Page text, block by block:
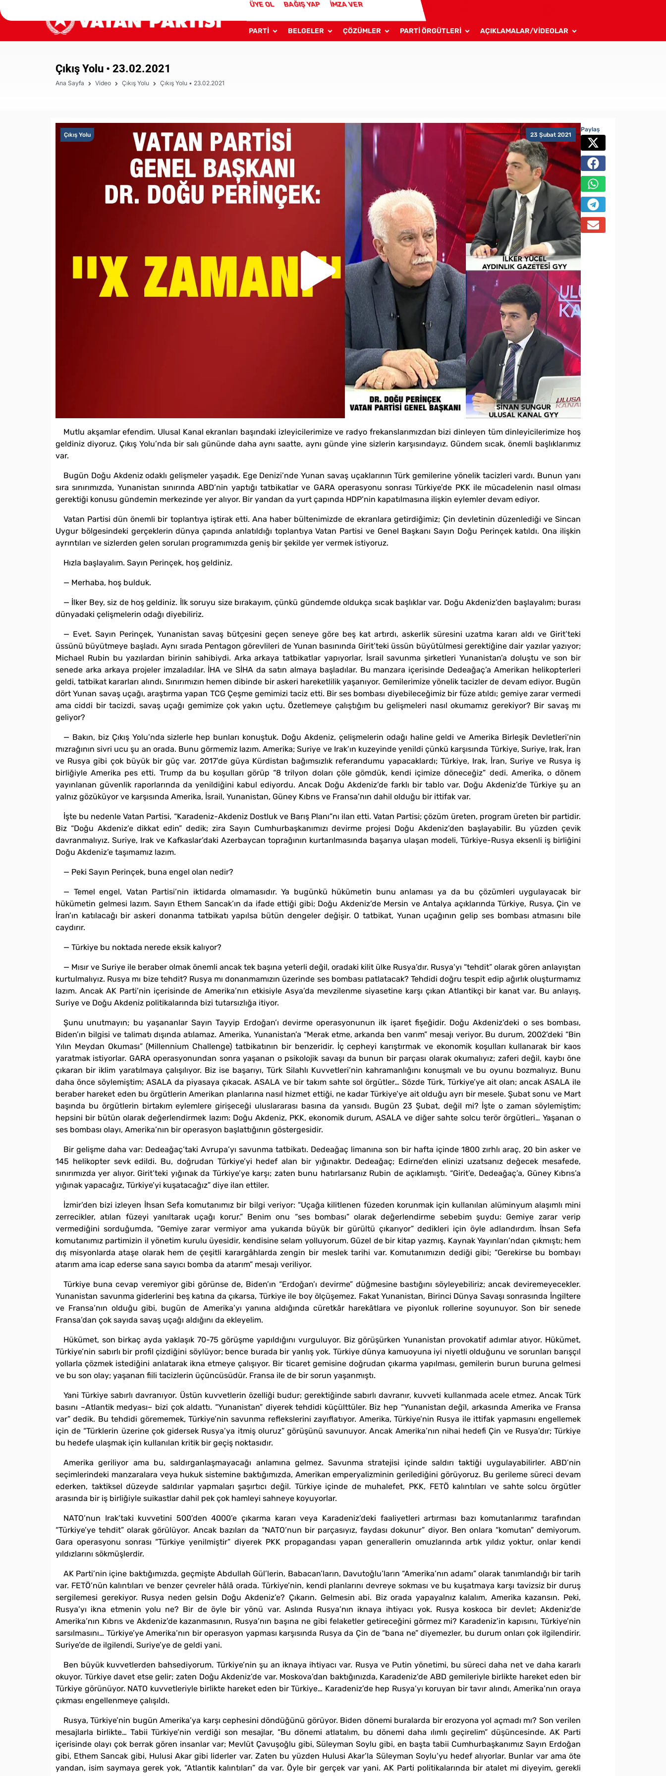
ÜYE OL BAĞIŞ YAP İMZA VER
PARTİ BELGELER ÇÖZÜMLER PARTİ ÖRGÜTLERİ AÇIKLAMALAR/VİDEOLAR
Çıkış Yolu • 23.02.2021
Ana Sayfa Video Çıkış Yolu Çıkış Yolu • 23.02.2021
23 Şubat 2021
Çıkış Yolu
Mutlu akşamlar efendim. Ulusal Kanal ekranları başındaki izleyicilerimize ve radyo frekanslarımızdan bizi dinleyen tüm dinleyicilerimize hoş
geldiniz diyoruz. Çıkış Yolu’nda bir salı gününde daha aynı saatte, aynı günde yine sizlerin karşısındayız. Gündem sıcak, önemli başlıklarımız
var.
Bugün Doğu Akdeniz odaklı gelişmeler yaşadık. Ege Denizi’nde Yunan savaş uçaklarının Türk gemilerine yönelik tacizleri vardı. Bunun yanı
sıra sınırımızda, Yunanistan sınırında ABD’nin yaptığı tatbikatlar ve GARA operasyonu sonrası Türkiye’de PKK ile mücadelenin nasıl olması
gerektiği konusu gündemin merkezinde yer alıyor. Bir yandan da yurt çapında HDP’nin kapatılmasına ilişkin eylemler devam ediyor.
Vatan Partisi dün önemli bir toplantıya iştirak etti. Ana haber bültenimizde de ekranlara getirdiğimiz; Çin devletinin düzenlediği ve Sincan
Uygur bölgesindeki gerçeklerin dünya çapında anlatıldığı toplantıya Vatan Partisi ve Genel Başkanı Sayın Doğu Perinçek katıldı. Ona ilişkin
ayrıntıları ve sizlerden gelen soruları programımızda geniş bir şekilde yer vermek istiyoruz.
Hızla başlayalım. Sayın Perinçek, hoş geldiniz.
— Merhaba, hoş bulduk.
— İlker Bey, siz de hoş geldiniz. İlk soruyu size bırakayım, çünkü gündemde oldukça sıcak başlıklar var. Doğu Akdeniz’den başlayalım; burası
dünyadaki çelişmelerin odağı diyebiliriz.
— Evet. Sayın Perinçek, Yunanistan savaş bütçesini geçen seneye göre beş kat artırdı, askerlik süresini uzatma kararı aldı ve Girit’teki
üssünü büyütmeye başladı. Aynı sırada Pentagon görevlileri de Yunan basınında Girit’teki üssün büyütülmesi gerektiğine dair yazılar yazıyor;
Michael Rubin bu yazılardan birinin sahibiydi. Arka arkaya tatbikatlar yapıyorlar, İsrail savunma şirketleri Yunanistan’a doluştu ve son bir
senede arka arkaya projeler imzaladılar. İHA ve SİHA da satın almaya başladılar. Bu manzara içerisinde Dedeağaç’a Amerikan helikopterleri
geldi, tatbikat kararları alındı. Sınırımızın hemen dibinde bir askeri hareketlilik yaşanıyor. Gemilerimize yönelik tacizler de devam ediyor. Bugün
dört Yunan savaş uçağı, araştırma yapan TCG Çeşme gemimizi taciz etti. Bir ses bombası diyebileceğimiz bir füze atıldı; gemiye zarar vermedi
ama ciddi bir tacizdi, savaş uçağı gemimize çok yakın uçtu. Özetlemeye çalıştığım bu gelişmeleri nasıl okumamız gerekiyor? Bir savaş mı
geliyor?
— Bakın, biz Çıkış Yolu’nda sizlerle hep bunları konuştuk. Doğu Akdeniz, çelişmelerin odağı haline geldi ve Amerika Birleşik Devletleri’nin
mızrağının sivri ucu şu an orada. Bunu görmemiz lazım. Amerika; Suriye ve Irak’ın kuzeyinde yenildi çünkü karşısında Türkiye, Suriye, Irak, İran
ve Rusya gibi çok büyük bir güç var. 2017’de güya Kürdistan bağımsızlık referandumu yapacaklardı; Türkiye, Irak, İran, Suriye ve Rusya iş
birliğiyle Amerika pes etti. Trump da bu koşulları görüp “8 trilyon doları çöle gömdük, kendi içimize döneceğiz” dedi. Amerika, o dönem
yayınlanan güvenlik raporlarında da yenildiğini kabul ediyordu. Ancak Doğu Akdeniz’de farklı bir tablo var. Doğu Akdeniz’de Türkiye şu an
yalnız gözüküyor ve karşısında Amerika, İsrail, Yunanistan, Güney Kıbrıs ve Fransa’nın dahil olduğu bir ittifak var.
İşte bu nedenle Vatan Partisi, “Karadeniz-Akdeniz Dostluk ve Barış Planı”nı ilan etti. Vatan Partisi; çözüm üreten, program üreten bir partidir.
Biz “Doğu Akdeniz’e dikkat edin” dedik; zira Sayın Cumhurbaşkanımızı devirme projesi Doğu Akdeniz’den başlayabilir. Bu yüzden çevik
davranmalıyız. Suriye, Irak ve Kafkaslar’daki Azerbaycan toprağının kurtarılmasında başarıya ulaşan modeli, Türkiye-Rusya eksenli iş birliğini
Doğu Akdeniz’e taşımamız lazım.
— Peki Sayın Perinçek, buna engel olan nedir?
— Temel engel, Vatan Partisi’nin iktidarda olmamasıdır. Ya bugünkü hükümetin bunu anlaması ya da bu çözümleri uygulayacak bir
hükümetin gelmesi lazım. Sayın Ethem Sancak’ın da ifade ettiği gibi; Doğu Akdeniz’de Mersin ve Antalya açıklarında Türkiye, Rusya, Çin ve
İran’ın katılacağı bir askeri donanma tatbikatı yapılsa bütün dengeler değişir. O tatbikat, Yunan uçağının gelip ses bombası atmasını bile
caydırır.
— Türkiye bu noktada nerede eksik kalıyor?
— Mısır ve Suriye ile beraber olmak önemli ancak tek başına yeterli değil, oradaki kilit ülke Rusya’dır. Rusya’yı “tehdit” olarak gören anlayıştan
kurtulmalıyız. Rusya mı bize tehdit? Rusya mı donanmamızın üzerinde ses bombası patlatacak? Tehdidi doğru tespit edip ağırlık oluşturmamız
lazım. Ancak AK Parti’nin içerisinde de Amerika’nın etkisiyle Asya’da mevzilenme siyasetine karşı çıkan Atlantikçi bir kanat var. Bu anlayış,
Suriye ve Doğu Akdeniz politikalarında bizi tutarsızlığa itiyor.
Şunu unutmayın; bu yaşananlar Sayın Tayyip Erdoğan’ı devirme operasyonunun ilk işaret fişeğidir. Doğu Akdeniz’deki o ses bombası,
Biden’ın bilgisi ve talimatı dışında atılamaz. Amerika, Yunanistan’a “Merak etme, arkanda ben varım” mesajı veriyor. Bu durum, 2002’deki “Bin
Yılın Meydan Okuması” (Millennium Challenge) tatbikatının bir benzeridir. İç cepheyi karıştırmak ve ekonomik koşulları kullanarak bir kaos
yaratmak istiyorlar. GARA operasyonundan sonra yaşanan o psikolojik savaşı da bunun bir parçası olarak okumalıyız; zaferi değil, kaybı öne
çıkaran bir iklim yaratılmaya çalışılıyor. Biz ise başarıyı, Türk Silahlı Kuvvetleri’nin kahramanlığını konuşmalı ve bu oyunu bozmalıyız. Bunu
daha önce söylemiştim; ASALA da piyasaya çıkacak. ASALA ve bir takım sahte sol örgütler… Sözde Türk, Türkiye’ye ait olan; ancak ASALA ile
beraber hareket eden bu örgütlerin Amerikan planlarına nasıl hizmet ettiği, ne kadar Türkiye’ye ait olduğu ayrı bir mesele. Şubat sonu ve Mart
başında bu örgütlerin birtakım eylemlere girişeceği uluslararası basına da yansıdı. Bugün 23 Şubat, değil mi? İşte o zaman söylemiştim;
hepsini bir bütün olarak değerlendirmek lazım: Doğu Akdeniz, PKK, ekonomik durum, ASALA ve diğer sahte solcu terör örgütleri… Yaşanan o
ses bombası olayı, Amerika’nın bir operasyon başlattığının göstergesidir.
Bir gelişme daha var: Dedeağaç’taki Avrupa’yı savunma tatbikatı. Dedeağaç limanına son bir hafta içinde 1800 zırhlı araç, 20 bin asker ve
145 helikopter sevk edildi. Bu, doğrudan Türkiye’yi hedef alan bir yığınaktır. Dedeağaç; Edirne’den elinizi uzatsanız değecek mesafede,
sınırımızda yer alıyor. Girit’teki yığınak da Türkiye’ye karşı; zaten bunu hatırlarsanız Rubin de açıklamıştı. “Girit’e, Dedeağaç’a, Güney Kıbrıs’a
yığınak yapacağız, Türkiye’yi kuşatacağız” diye ilan ettiler.
İzmir’den bizi izleyen İhsan Sefa komutanımız bir bilgi veriyor: “Uçağa kilitlenen füzeden korunmak için kullanılan alüminyum alaşımlı mini
zerrecikler, atılan füzeyi yanıltarak uçağı korur.” Benim onu “ses bombası” olarak değerlendirme sebebim şuydu: Gemiye zarar verip
vermediğini sorduğumda, “Gemiye zarar vermiyor ama yukarıda büyük bir gürültü çıkarıyor” dedikleri için öyle adlandırdım. İhsan Sefa
komutanımız partimizin il yönetim kurulu üyesidir, kendisine selam yolluyorum. Güzel de bir kitap yazmış, Kaynak Yayınları’ndan çıkmıştı; hem
dış misyonlarda ataşe olarak hem de çeşitli karargâhlarda zengin bir meslek tarihi var. Komutanımızın dediği gibi; “Gerekirse bu bombayı
atarım ama icap ederse sana sayıcı bomba da atarım” mesajı veriliyor.
Türkiye buna cevap veremiyor gibi görünse de, Biden’ın “Erdoğan’ı devirme” düğmesine bastığını söyleyebiliriz; ancak deviremeyecekler.
Yunanistan savunma giderlerini beş katına da çıkarsa, Türkiye ile boy ölçüşemez. Fakat Yunanistan, Birinci Dünya Savaşı sonrasında İngiltere
ve Fransa’nın olduğu gibi, bugün de Amerika’yı yanına aldığında cüretkâr harekâtlara ve piyonluk rollerine soyunuyor. Son bir senede
Fransa’dan çok sayıda savaş uçağı aldığını da ekleyelim.
Hükümet, son birkaç ayda yaklaşık 70-75 görüşme yapıldığını vurguluyor. Biz görüşürken Yunanistan provokatif adımlar atıyor. Hükümet,
Türkiye’nin sabırlı bir profil çizdiğini söylüyor; bence burada bir yanlış yok. Türkiye dünya kamuoyuna iyi niyetli olduğunu ve sorunları barışçıl
yollarla çözmek istediğini anlatarak ikna etmeye çalışıyor. Bir ticaret gemisine doğrudan çıkarma yapılması, gemilerin burun buruna gelmesi
ve bu son olay; yaşanan fiili tacizlerin üçüncüsüdür. Fransa ile de bir sorun yaşanmıştı.
Yani Türkiye sabırlı davranıyor. Üstün kuvvetlerin özelliği budur; gerektiğinde sabırlı davranır, kuvveti kullanmada acele etmez. Ancak Türk
basını –Atlantik medyası– bizi çok aldattı. “Yunanistan” diyerek tehdidi küçülttüler. Biz hep “Yunanistan değil, arkasında Amerika ve Fransa
var” dedik. Bu tehdidi görememek, Türkiye’nin savunma reflekslerini zayıflatıyor. Amerika, Türkiye’nin Rusya ile ittifak yapmasını engellemek
için de “Türklerin üzerine çok gidersek Rusya’ya itmiş oluruz” görüşünü savunuyor. Ancak Amerika’nın nihai hedefi Çin ve Rusya’dır; Türkiye
bu hedefe ulaşmak için kullanılan kritik bir geçiş noktasıdır.
Amerika geriliyor ama bu, saldırganlaşmayacağı anlamına gelmez. Savunma stratejisi içinde saldırı taktiği uygulayabilirler. ABD’nin
seçimlerindeki manzaralara veya hukuk sistemine baktığımızda, Amerikan emperyalizminin gerilediğini görüyoruz. Bu gerileme süreci devam
ederken, taktiksel düzeyde saldırılar yapmaları şaşırtıcı değil. Türkiye içinde de muhalefet, PKK, FETÖ kalıntıları ve sahte solcu örgütler
arasında bir iş birliğiyle suikastlar dahil pek çok hamleyi sahneye koyuyorlar.
NATO’nun Irak’taki kuvvetini 500’den 4000’e çıkarma kararı veya Karadeniz’deki faaliyetleri artırması bazı komutanlarımız tarafından
“Türkiye’ye tehdit” olarak görülüyor. Ancak bazıları da “NATO’nun bir parçasıyız, faydası dokunur” diyor. Ben onlara “komutan” demiyorum.
Gara operasyonu sonrası “Türkiye yenilmiştir” diyerek PKK propagandası yapan generallerin omuzlarında artık yıldız yoktur, onlar kendi
yıldızlarını sökmüşlerdir.
AK Parti’nin içine baktığımızda, geçmişte Abdullah Gül’lerin, Babacan’ların, Davutoğlu’ların “Amerika’nın adamı” olarak tanımlandığı bir tarih
var. FETÖ’nün kalıntıları ve benzer çevreler hâlâ orada. Türkiye’nin, kendi planlarını devreye sokması ve bu kuşatmaya karşı tavizsiz bir duruş
sergilemesi gerekiyor. Rusya neden gelsin Doğu Akdeniz’e? Çıkarın. Gelmesin abi. Biz orada yapayalnız kalalım, Amerika kazansın. Peki,
Rusya’yı ikna etmenin yolu ne? Bir de öyle bir yönü var. Aslında Rusya’nın iknaya ihtiyacı yok. Rusya koskoca bir devlet; Akdeniz’de
Amerika’nın Kıbrıs ve Akdeniz’de kazanmasının, Rusya’nın başına ne gibi felaketler getireceğini görmez mi? Karadeniz’in kapısını, Türkiye’nin
sarsılmasını… Türkiye’ye Amerika’nın bir operasyon yapması karşısında Rusya da Çin de “bana ne” diyemezler, bu durum onları çok ilgilendirir.
Suriye’de de ilgilendi, Suriye’ye de geldi yani.
Ben büyük kuvvetlerden bahsediyorum. Türkiye’nin şu an iknaya ihtiyacı var. Rusya ve Putin yönetimi, bu süreci daha net ve daha kararlı
okuyor. Türkiye davet etse gelir; zaten Doğu Akdeniz’de var. Moskova’dan baktığınızda, Karadeniz’de ABD gemileriyle birlikte hareket eden bir
Türkiye görünüyor. NATO kuvvetleriyle birlikte hareket eden bir Türkiye… Karadeniz’de hep Rusya’yı koruyan bir tavır alındı, Amerika’nın oraya
çıkması engellenmeye çalışıldı.
Rusya, Türkiye’nin bugün Amerika’ya karşı cephesini döndüğünü görüyor. Biden dönemi buralarda bir erozyona yol açmadı mı? Son verilen
mesajlarla birlikte… Tabii Türkiye’nin verdiği son mesajlar, “Bu dönemi atlatalım, bu dönemi daha ılımlı geçirelim” düşüncesinde. AK Parti
içerisinde olayı çok berrak gören insanlar var; Mevlüt Çavuşoğlu gibi, Süleyman Soylu gibi, en başta tabii Cumhurbaşkanımız Sayın Erdoğan
gibi, Ethem Sancak gibi, Hulusi Akar gibi liderler var. Zaten bu yüzden Hulusi Akar’la Süleyman Soylu’yu hedef alıyorlar. Bunlar var ama öte
yandan, isim saymaya gerek yok, “Atlantik kalıntıları” da var. Öyle bir gerçek var yani. AK Parti politikalarında bir atalet mi diyeyim, gerekli
Paylaş